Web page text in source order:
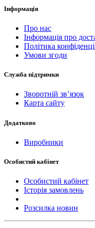
Інформація
Про нас
Інформація про
Політика
Умови згоди
Служба підтримки
Зворотній зв’язок
Карта сайту
Додатково
Виробники
Особистий кабінет
Особистий кабінет
Історія замовлень
Розсилка новин